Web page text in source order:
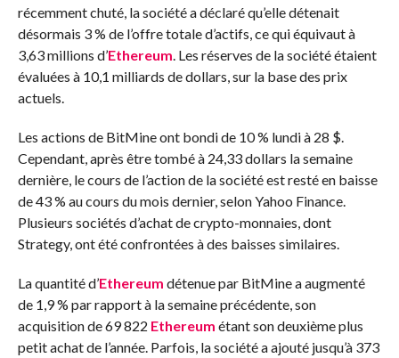
récemment chuté, la société a déclaré qu’elle détenait
désormais 3 % de l’offre totale d’actifs, ce qui équivaut à
3,63 millions d’Ethereum . Les réserves de la société étaient
évaluées à 10,1 milliards de dollars, sur la base des prix
actuels.
Les actions de BitMine ont bondi de 10 % lundi à 28 $.
Cependant, après être tombé à 24,33 dollars la semaine
dernière, le cours de l’action de la société est resté en baisse
de 43 % au cours du mois dernier, selon Yahoo Finance.
Plusieurs sociétés d’achat de crypto-monnaies, dont
Strategy, ont été confrontées à des baisses similaires.
La quantité d’Ethereum détenue par BitMine a augmenté
de 1,9 % par rapport à la semaine précédente, son
acquisition de 69 822 Ethereum étant son deuxième plus
petit achat de l’année. Parfois, la société a ajouté jusqu’à 373